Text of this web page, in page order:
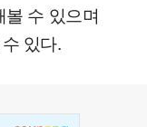
수 있으며
있다.